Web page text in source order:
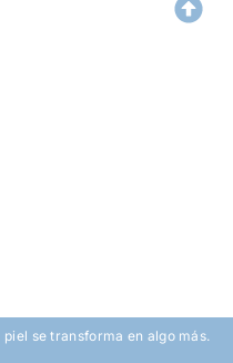
se transforma en algo más.